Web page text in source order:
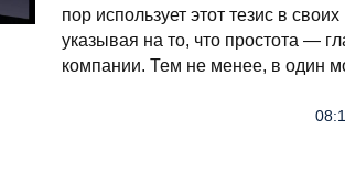
пор использует этот тезис в
указывая на то, что простота —
компании. Тем не менее, в один